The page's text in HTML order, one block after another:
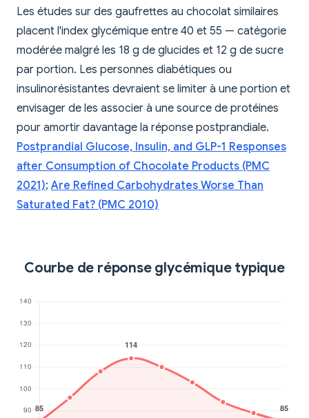
Les études sur des gaufrettes au chocolat similaires
placent l'index glycémique entre 40 et 55 — catégorie
modérée malgré les 18 g de glucides et 12 g de sucre
par portion. Les personnes diabétiques ou
insulinorésistantes devraient se limiter à une portion et
envisager de les associer à une source de protéines
pour amortir davantage la réponse postprandiale.
Postprandial Glucose, Insulin, and GLP-1 Responses
after Consumption of Chocolate Products (PMC
2021); Are Refined Carbohydrates Worse Than
Saturated Fat? (PMC 2010)
Courbe de réponse glycémique typique